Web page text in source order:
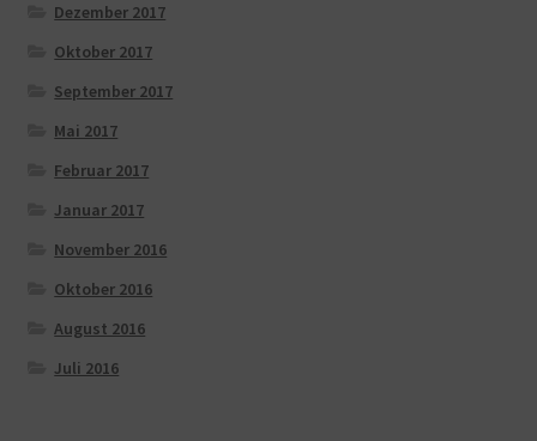
Dezember 2017
Oktober 2017
September 2017
Mai 2017
Februar 2017
Januar 2017
November 2016
Oktober 2016
August 2016
Juli 2016